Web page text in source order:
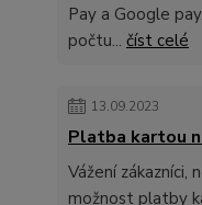
Pay a Google
počtu... číst celé
13.09.2023
Platba kartou
Vážení zákazníci,
možnost platby